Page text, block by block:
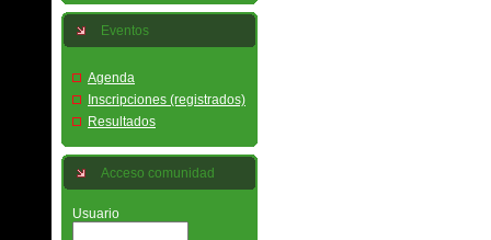
Eventos
Agenda
Inscripciones (registrados)
Resultados
Acceso comunidad
Usuario